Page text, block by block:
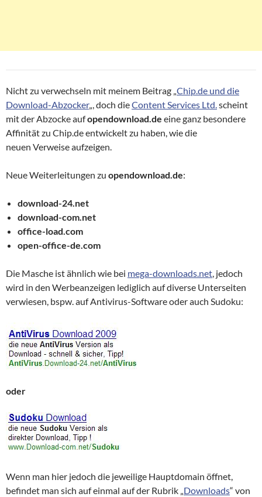
Nicht zu verwechseln mit meinem Beitrag „Chip.de und die
Download-Abzocker„, doch dieContent Services Ltd.scheint
mit der Abzocke aufopendownload.de eine ganz besondere
Affinität zu Chip.de entwickelt zu haben, wie die
neuen Verweise aufzeigen.
Neue Weiterleitungen zu opendownload.de:
download-24.net
download-com.net
office-load.com
open-office-de.com
Die Masche ist ähnlich wie bei mega-downloads.net, jedoch
wird in den Werbeanzeigen lediglich auf diverse Unterseiten
verwiesen, bspw. auf Antivirus-Software oder auch Sudoku:
oder
Wenn man hier jedoch die jeweilige Hauptdomain öffnet,
befindet man sich auf einmal auf der Rubrik „Downloads“ von